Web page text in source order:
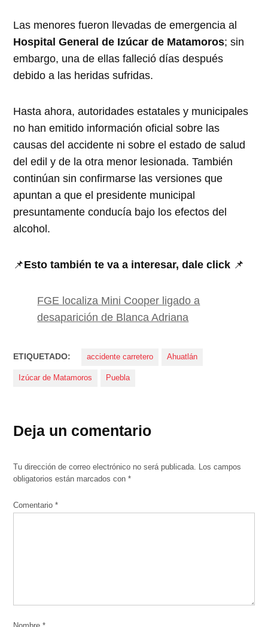
Las menores fueron llevadas de emergencia al
Hospital General de Izúcar de Matamoros; sin
embargo, una de ellas falleció días después
debido a las heridas sufridas.
Hasta ahora, autoridades estatales y municipales
no han emitido información oficial sobre las
causas del accidente ni sobre el estado de salud
del edil y de la otra menor lesionada. También
continúan sin confirmarse las versiones que
apuntan a que el presidente municipal
presuntamente conducía bajo los efectos del
alcohol.
📌Esto también te va a interesar, dale click 📌
FGE localiza Mini Cooper ligado a
desaparición de Blanca Adriana
ETIQUETADO: accidente carretero Ahuatlán
Izúcar de Matamoros Puebla
Deja un comentario
Tu dirección de correo electrónico no será publicada. Los campos
obligatorios están marcados con*
Comentario*